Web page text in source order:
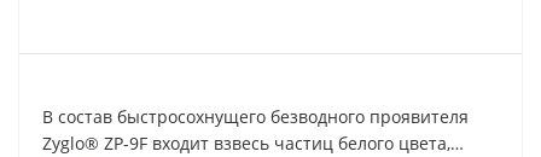
В состав быстросохнущего безводного проявителя
Zyglo® ZP-9F входит взвесь частиц белого цвета,